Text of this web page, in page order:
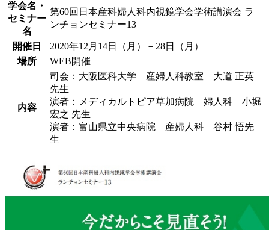
学会名・
セミナー
名
第60回日本産科婦人科内視鏡学会学術講演会 ラ
ンチョンセミナー13
開催日
2020年12月14日（月）－28日（月）
場所
WEB開催
内容
司会：大阪医科大学 産婦人科教室 大道 正英
先生
演者：メディカルトピア草加病院 婦人科 小堀
宏之 先生
演者：富山県立中央病院 産婦人科 谷村 悟先
生